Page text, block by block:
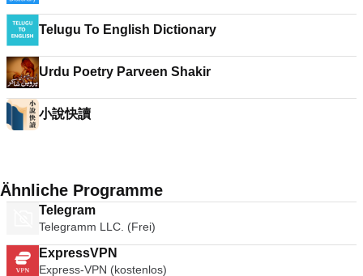
Telugu To English Dictionary
Urdu Poetry Parveen Shakir
小說快讀
Ähnliche Programme
Telegram
Telegramm LLC. (Frei)
ExpressVPN
Express-VPN (kostenlos)